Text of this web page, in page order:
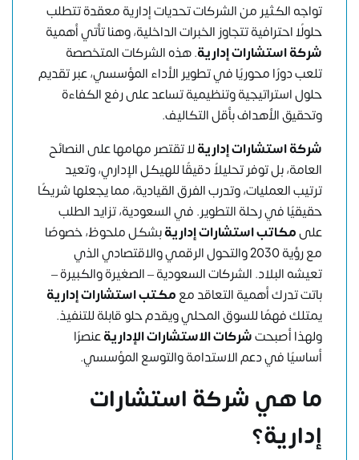
تواجه الكثير من الشركات تحديات إدارية معقدة تتطلب
حلولًا احترافية تتجاوز الخبرات الداخلية، وهنا تأتي أهمية
شركة استشارات إدارية. هذه الشركات المتخصصة
تلعب دورًا محوريًا في تطوير الأداء المؤسسي، عبر تقديم
حلول استراتيجية وتنظيمية تساعد على رفع الكفاءة
وتحقيق الأهداف بأقل التكاليف.
شركة استشارات إداريةلا تقتصر مهامها على النصائح
العامة، بل توفر تحليلاً دقيقًا للهيكل الإداري، وتعيد
ترتيب العمليات، وتدرب الفرق القيادية، مما يجعلها شريكًا
حقيقيًا في رحلة التطوير. في السعودية، تزايد الطلب
علىمكاتب استشارات إداريةبشكل ملحوظ، خصوصًا
مع رؤية 2030 والتحول الرقمي والاقتصادي الذي
تعيشه البلاد. الشركات السعودية – الصغيرة والكبيرة –
باتت تدرك أهمية التعاقد معمكتب استشارات إدارية
يمتلك فهمًا للسوق المحلي ويقدم حلو قابلة للتنفيذ.
ولهذا أصبحتشركات الاستشارات الإداريةعنصرًا
أساسيًا في دعم الاستدامة والتوسع المؤسسي.
ما هي شركة استشارات
إدارية؟